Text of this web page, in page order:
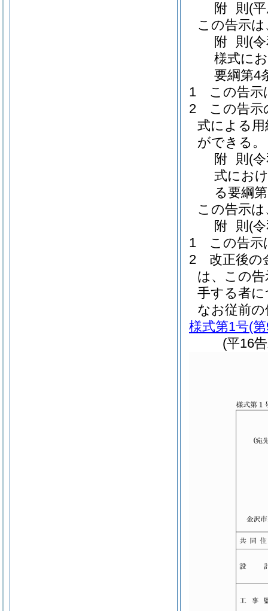
附 則 (
この告示
附 則 (
様式に
要綱第4
1
この告示
2
この告示
式による
ができる。
附 則 (
式にお
る要綱
この告示
附 則 (
1
この告示
2
改正後の
は、この
手する者
なお従前
様式第1号(
(平16